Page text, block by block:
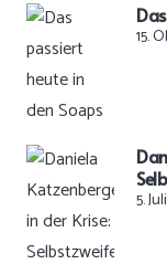
15.
5.